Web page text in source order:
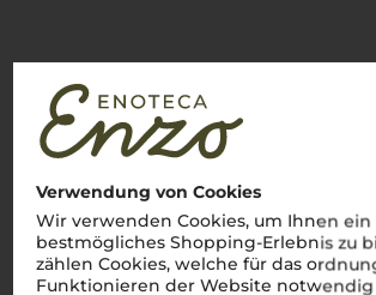
Verwendung von Cookies
Wir verwenden Cookies, um Ihnen ein
bestmögliches Shopping-Erlebnis zu
zählen Cookies, welche für das
Funktionieren der Website notwendig
Über die Rebsorte
Sangiovese
Klassiker der toskanischen Weinkultur –
und unverwechselbar
Sangiovese, tief verwurzelt in den sanften
Toskana, ist der Inbegriff italienischer
seinen Aromen von reifen Kirschen, feinen